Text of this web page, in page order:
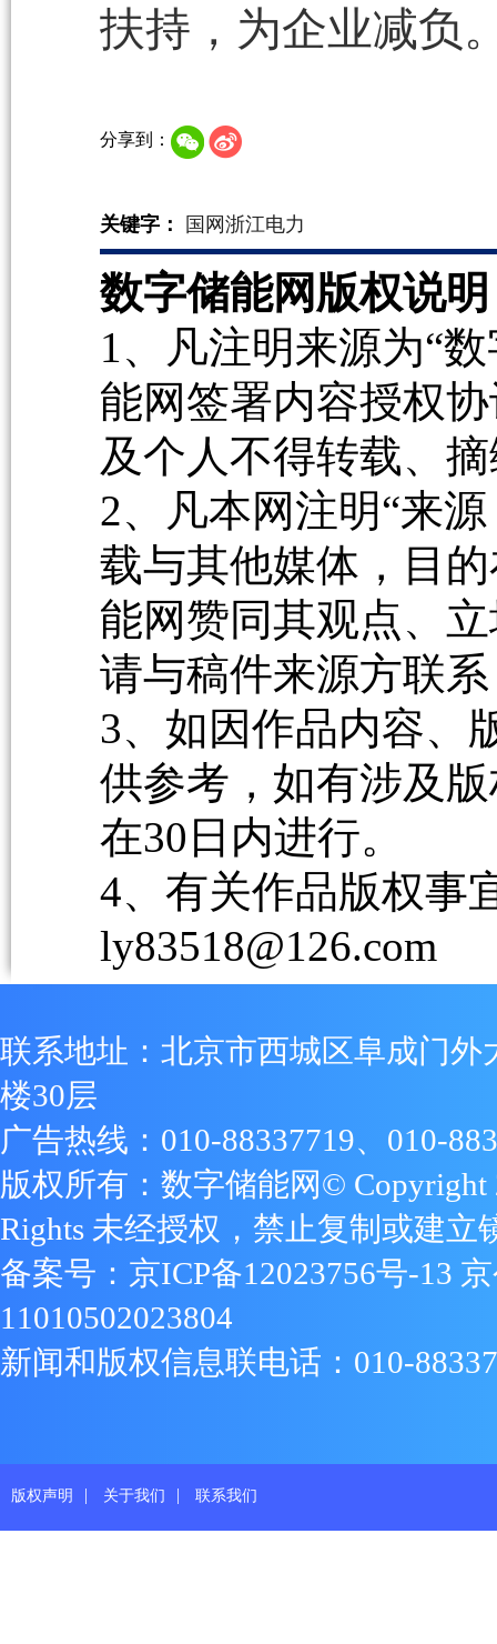
扶持，为企业减负
分享到：
关键字： 国网浙江电力
数字储能网版权说
1、凡注明来源为“
能网签署内容授权
及个人不得转载、
2、凡本网注明“来
载与其他媒体，目
能网赞同其观点、
请与稿件来源方联
3、如因作品内容、
供参考，如有涉及
在30日内进行。
4、有关作品版权事
ly83518@126.com
联系地址：北京市西城区阜成门外
楼30层
广告热线：010-88337719、010-
版权所有：数字储能网© Copyright
Rights 未经授权，禁止复制或建立
备案号： 京ICP备12023756号-13
11010502023804
新闻和版权信息联电话：010-
版权声明 | 关于我们 | 联系我们